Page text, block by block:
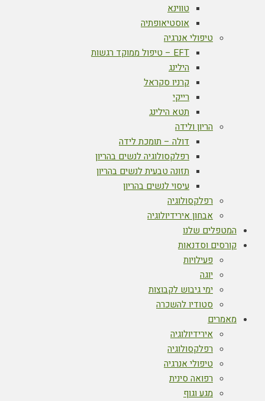
טווינא
אוסטיאופתיה
טיפולי אנרגיה
EFT – טיפול ממוקד רגשות
הילינג
קרניו סקראל
רייקי
תטא הילינג
הריון ולידה
דולה – תומכת לידה
רפלקסולוגיה לנשים בהריון
תזונה טבעית לנשים בהריון
עיסוי לנשים בהריון
רפלקסולוגיה
אבחון אירידיולוגיה
המטפלים שלנו
קורסים וסדנאות
פעילויות
ימי גיבוש לקבוצות
סטודיו להשכרה
מאמרים
אירידיולוגיה
רפלקסולוגיה
טיפולי אנרגיה
רפואה סינית
מגע וגוף